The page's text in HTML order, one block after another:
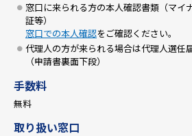
窓口に来られる方の本人確認書類（マイ
証等）
窓口での本人確認をご確認ください。
代理人の方が来られる場合は代理人選任
（申請書裏面下段）
手数料
無料
取り扱い窓口